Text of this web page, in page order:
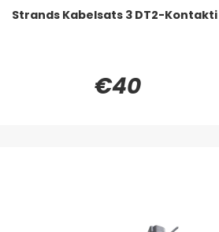
Strands Kabelsats 3 DT2-Kontakti
€40